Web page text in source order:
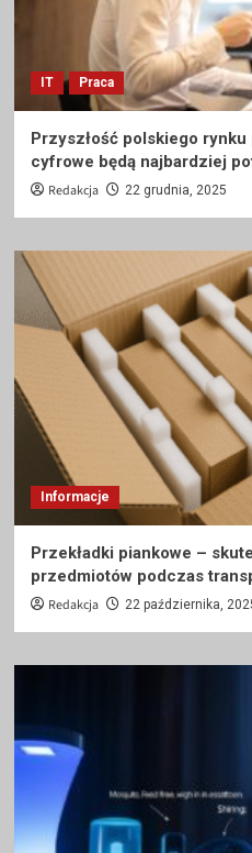
IT Praca
Przyszłość polskiego
cyfrowe będą najbardziej
Redakcja 22 grudnia, 2025
Informacje
Przekładki piankowe –
przedmiotów podczas
Redakcja 22 października,